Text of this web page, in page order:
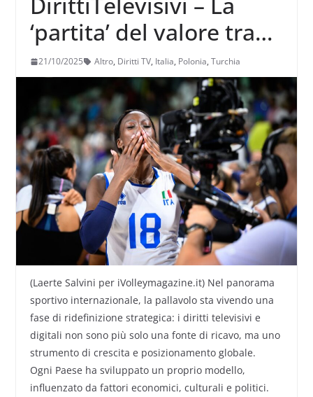
‘partita’ del valore tra
Italia, Turchia e Polonia
21/10/2025 Altro, Diritti TV, Italia, Polonia, Turchia
(Laerte Salvini per iVolleymagazine.it) Nel panorama
sportivo internazionale, la pallavolo sta vivendo una
fase di ridefinizione strategica: i diritti televisivi e
digitali non sono più solo una fonte di ricavo, ma uno
strumento di crescita e posizionamento globale.
Ogni Paese ha sviluppato un proprio modello,
influenzato da fattori economici, culturali e politici.